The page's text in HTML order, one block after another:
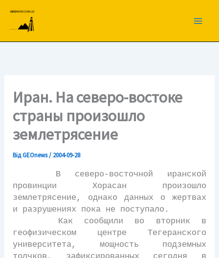
вмісту
Иран. На северо-востоке
страны произошло
землетрясение
ВідGEOnews/ 2004-09-28
В северо-восточной иранской
провинции Хорасан произошло
землетрясение, однако данных о жертвах
и разрушениях пока не поступало.
Как сообщили во вторник в
геофизическом центре Тегеранского
университета, мощность подземных
толчков, зафиксированных сегодня в